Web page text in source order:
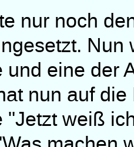
nur noch
Nun
und eine der
nun auf
"Jetzt weiß